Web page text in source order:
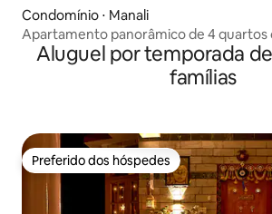
Condomínio ⋅ Manali
Apartamento panorâmico de 4 quartos
(aceita animais de estimação)
Aluguel por temporada
famílias
Preferido dos hóspedes
Preferido dos hóspedes